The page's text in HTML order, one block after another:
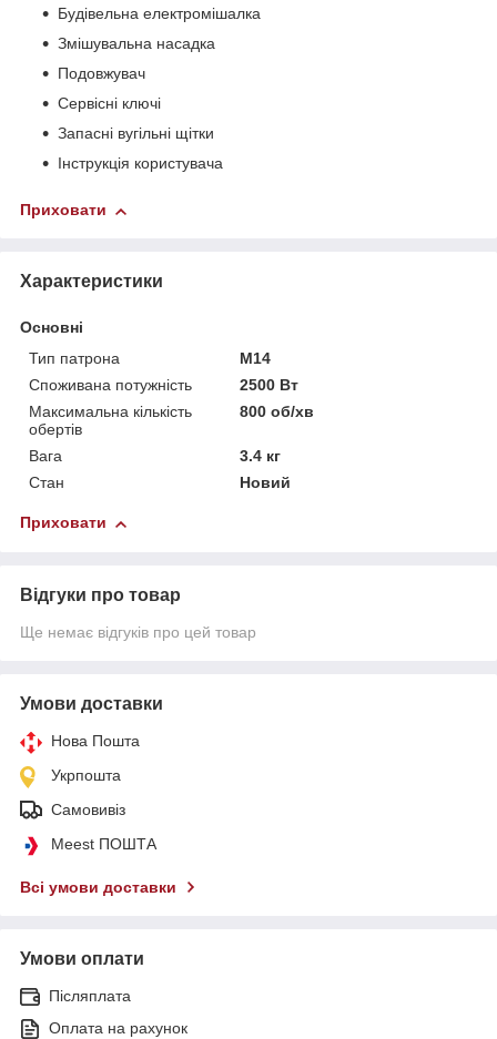
Будівельна електромішалка
Змішувальна насадка
Подовжувач
Сервісні ключі
Запасні вугільні щітки
Інструкція користувача
Приховати
Характеристики
Основні
Тип патрона
M14
Споживана потужність
2500 Вт
Максимальна кількість
обертів
800 об/хв
Вага
3.4 кг
Стан
Новий
Приховати
Відгуки про товар
Ще немає відгуків про цей товар
Умови доставки
Нова Пошта
Укрпошта
Самовивіз
Meest ПОШТА
Всі умови доставки
Умови оплати
Післяплата
Оплата на рахунок